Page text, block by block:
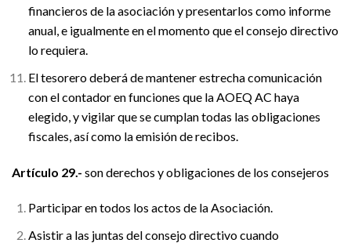
financieros de la asociación y presentarlos como informe
anual, e igualmente en el momento que el consejo directivo
lo requiera.
El tesorero deberá de mantener estrecha comunicación
con el contador en funciones que la AOEQ AC haya
elegido, y vigilar que se cumplan todas las obligaciones
fiscales, así como la emisión de recibos.
Artículo 29.- son derechos y obligaciones de los consejeros
Participar en todos los actos de la Asociación.
Asistir a las juntas del consejo directivo cuando